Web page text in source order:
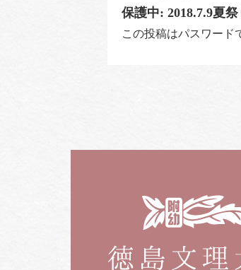
保護中: 2018.7.9夏祭
この投稿はパスワード